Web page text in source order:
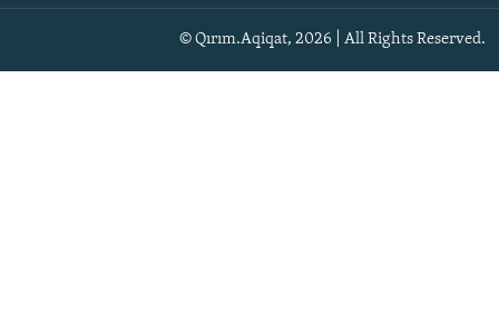
© Qırım.Aqiqat, 2026 | All Rights Reserved.